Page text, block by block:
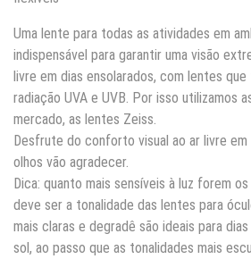
Uma lente para todas as atividades em
indispensável para garantir uma visão
livre em dias ensolarados, com lentes
radiação UVA e UVB. Por isso utilizamos
mercado, as lentes Zeiss.
Desfrute do conforto visual ao ar livre em
olhos vão agradecer.
Dica: quanto mais sensíveis à luz forem
deve ser a tonalidade das lentes para
mais claras e degradê são ideais para
sol, ao passo que as tonalidades mais